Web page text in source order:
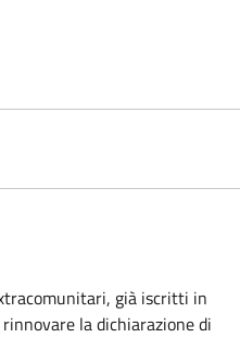
già iscritti in
la dichiarazione di